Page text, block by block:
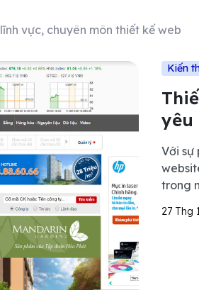
vực, chuyên môn thiết kế web
Kiến
yêu
Với sự
trong
27 Thg